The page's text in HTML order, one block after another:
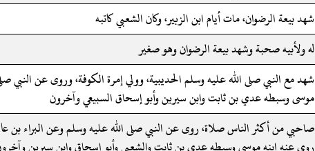
شهد بيعة الرضوان، مات أيام ابن الزبير، وكان الشعبي كاتبه
له ولأبيه صحبة وشهد بيعة الرضوان وهو صغير
شهد مع النبي صلى الله عليه وسلم الحديبية، وولي إمرة الكوفة، وروى عن النبي
موسى وسبطه عدي بن ثابت وابن سيرين وأبو إسحاق السبيعي وآخرون
صاحبي من أكثر الناس صلاة، روى عن النبي صلى الله عليه وسلم وعن البراء